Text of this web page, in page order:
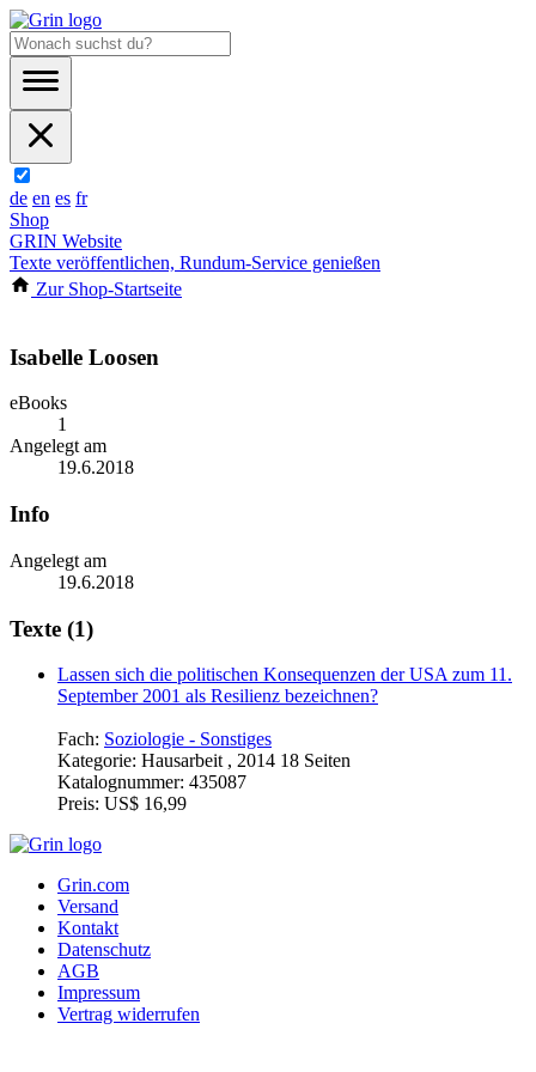
de en es fr
Shop
GRIN Website
Texte veröffentlichen, Rundum-Service genießen
Zur Shop-Startseite
Isabelle Loosen
eBooks
1
Angelegt am
19.6.2018
Info
Angelegt am
19.6.2018
Texte (1)
Lassen sich die politischen Konsequenzen der USA zum 11.
September 2001 als Resilienz bezeichnen?
Fach: Soziologie - Sonstiges
Kategorie: Hausarbeit , 2014 18 Seiten
Katalognummer: 435087
Preis: US$ 16,99
Grin.com
Versand
Kontakt
Datenschutz
AGB
Impressum
Vertrag widerrufen